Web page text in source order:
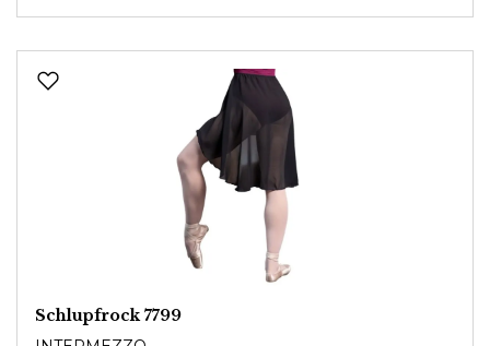
Schlupfrock 7799